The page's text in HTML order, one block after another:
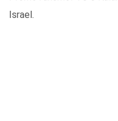
Israel.